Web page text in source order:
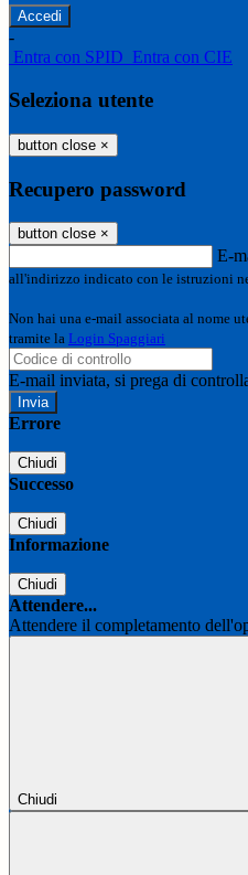
-
Entra con SPID Entra con CIE
Seleziona utente
button close ×
Recupero password
button close ×
E-
all'indirizzo indicato con le istruzioni
Non hai una e-mail associata al nome
tramite la Login Spaggiari
E-mail inviata, si prega di
Errore
Chiudi
Successo
Chiudi
Informazione
Chiudi
Attendere...
Attendere il completamento
Chiudi